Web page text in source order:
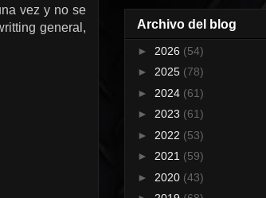
vez y no se
general,
Archivo del blog
► 2026 (54)
► 2025 (78)
► 2024 (61)
► 2023 (61)
► 2022 (53)
► 2021 (59)
► 2020 (43)